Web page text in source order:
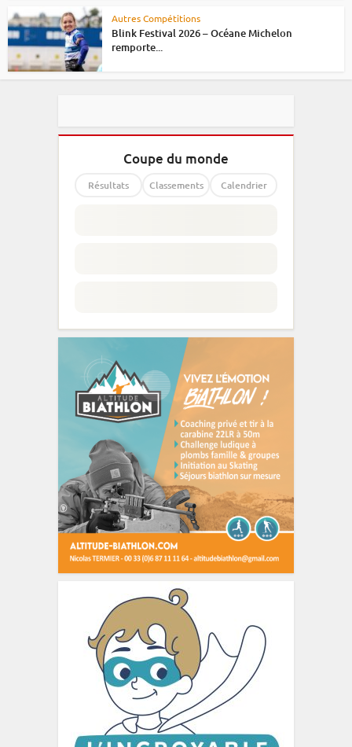
Autres Compétitions
Blink Festival 2026 – Océane Michelon
remporte...
Coupe du monde
Résultats Classements Calendrier